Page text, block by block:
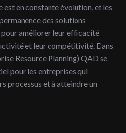
est en constante évolution, et les
des solutions
pour améliorer leur efficacité
et leur compétitivité. Dans
Resource Planning) QAD se
pour les entreprises qui
processus et à atteindre un